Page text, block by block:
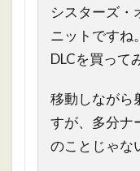
シスターズ・
ニットですね
DLCを買って
移動しながら
すが、多分ナ
のことじゃな